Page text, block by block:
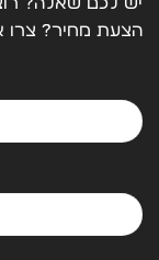
הצעת מחיר? צרו